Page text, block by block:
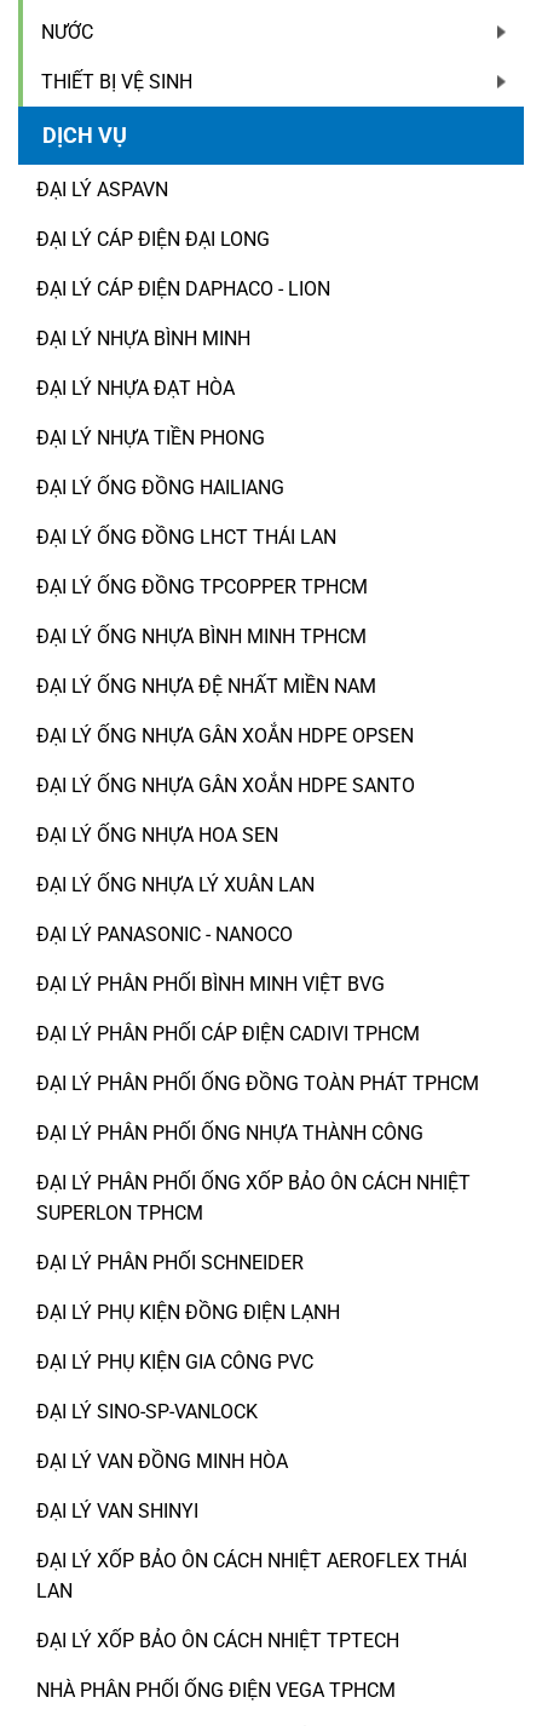
NƯỚC
THIẾT BỊ VỆ SINH
DỊCH VỤ
ĐẠI LÝ ASPAVN
ĐẠI LÝ CÁP ĐIỆN ĐẠI LONG
ĐẠI LÝ CÁP ĐIỆN DAPHACO - LION
ĐẠI LÝ NHỰA BÌNH MINH
ĐẠI LÝ NHỰA ĐẠT HÒA
ĐẠI LÝ NHỰA TIỀN PHONG
ĐẠI LÝ ỐNG ĐỒNG HAILIANG
ĐẠI LÝ ỐNG ĐỒNG LHCT THÁI LAN
ĐẠI LÝ ỐNG ĐỒNG TPCOPPER TPHCM
ĐẠI LÝ ỐNG NHỰA BÌNH MINH TPHCM
ĐẠI LÝ ỐNG NHỰA ĐỆ NHẤT MIỀN NAM
ĐẠI LÝ ỐNG NHỰA GÂN XOẮN HDPE OPSEN
ĐẠI LÝ ỐNG NHỰA GÂN XOẮN HDPE SANTO
ĐẠI LÝ ỐNG NHỰA HOA SEN
ĐẠI LÝ ỐNG NHỰA LÝ XUÂN LAN
ĐẠI LÝ PANASONIC - NANOCO
ĐẠI LÝ PHÂN PHỐI BÌNH MINH VIỆT BVG
ĐẠI LÝ PHÂN PHỐI CÁP ĐIỆN CADIVI TPHCM
ĐẠI LÝ PHÂN PHỐI ỐNG ĐỒNG TOÀN PHÁT TPHCM
ĐẠI LÝ PHÂN PHỐI ỐNG NHỰA THÀNH CÔNG
ĐẠI LÝ PHÂN PHỐI ỐNG XỐP BẢO ÔN CÁCH NHIỆT
SUPERLON TPHCM
ĐẠI LÝ PHÂN PHỐI SCHNEIDER
ĐẠI LÝ PHỤ KIỆN ĐỒNG ĐIỆN LẠNH
ĐẠI LÝ PHỤ KIỆN GIA CÔNG PVC
ĐẠI LÝ SINO-SP-VANLOCK
ĐẠI LÝ VAN ĐỒNG MINH HÒA
ĐẠI LÝ VAN SHINYI
ĐẠI LÝ XỐP BẢO ÔN CÁCH NHIỆT AEROFLEX THÁI
LAN
ĐẠI LÝ XỐP BẢO ÔN CÁCH NHIỆT TPTECH
NHÀ PHÂN PHỐI ỐNG ĐIỆN VEGA TPHCM